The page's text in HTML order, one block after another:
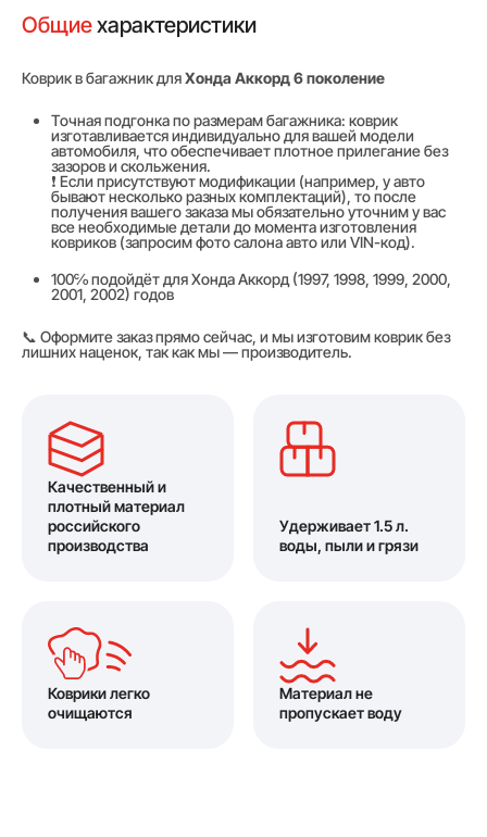
Общиехарактеристики
Коврик в багажник дляХонда Аккорд 6 поколение
Точная подгонка по размерам багажника: коврик
изготавливается индивидуально для вашей модели
автомобиля, что обеспечивает плотное прилегание без
зазоров и скольжения.
❗ Если присутствуют модификации (например, у авто
бывают несколько разных комплектаций), то после
получения вашего заказа мы обязательно уточним у вас
все необходимые детали до момента изготовления
ковриков (запросим фото салона авто или VIN-код).
100℅ подойдёт для Хонда Аккорд (1997, 1998, 1999, 2000,
2001, 2002) годов
📞 Оформите заказ прямо сейчас, и мы изготовим коврик без
лишних наценок, так как мы — производитель.
Качественный и
плотный материал
российского
производства
Удерживает 1.5 л.
воды, пыли и грязи
Коврики легко
очищаются
Материал не
пропускает воду